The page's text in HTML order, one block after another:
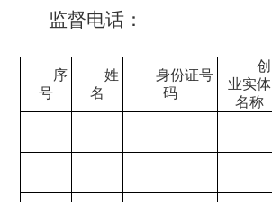
监督电话：
序
号
姓
名
身份证号
码
创
业实体
名称